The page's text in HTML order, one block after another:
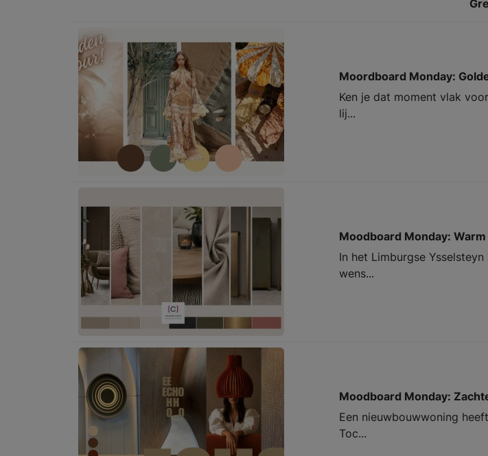
Moordboard Monday:
Ken je dat moment vlak
lij...
Moodboard Monday:
In het Limburgse
wens...
Moodboard Monday:
Een nieuwbouwwoning
Toc...